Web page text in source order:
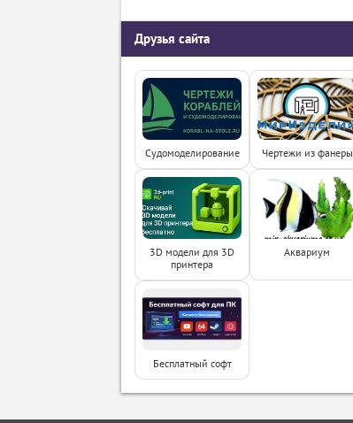
Друзья сайта
Судомоделирование Чертежи из фанеры
3D модели для 3D
принтера
Аквариум
Бесплатный софт